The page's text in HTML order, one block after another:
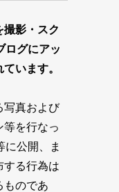
撮影・スク
ログにアッ
います。
写真および
等を行なっ
に公開、ま
する行為は
ものであ